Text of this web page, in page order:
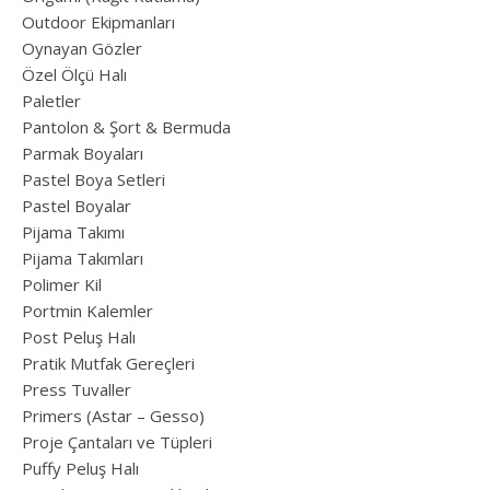
Outdoor Ekipmanları
Oynayan Gözler
Özel Ölçü Halı
Paletler
Pantolon & Şort & Bermuda
Parmak Boyaları
Pastel Boya Setleri
Pastel Boyalar
Pijama Takımı
Pijama Takımları
Polimer Kil
Portmin Kalemler
Post Peluş Halı
Pratik Mutfak Gereçleri
Press Tuvaller
Primers (Astar – Gesso)
Proje Çantaları ve Tüpleri
Puffy Peluş Halı